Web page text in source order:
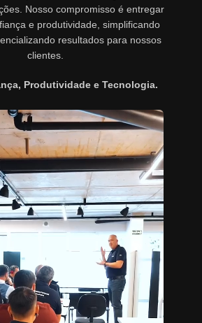
Nosso compromisso é entregar
e produtividade, simplificando
resultados para nossos
clientes.
Produtividade e Tecnologia.